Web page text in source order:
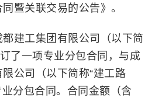
暨关联交易的公告》。
建工集团有限公司（以下简
了一项专业分包合同，与成
公司（以下简称“建工路
分包合同。合同金额（含